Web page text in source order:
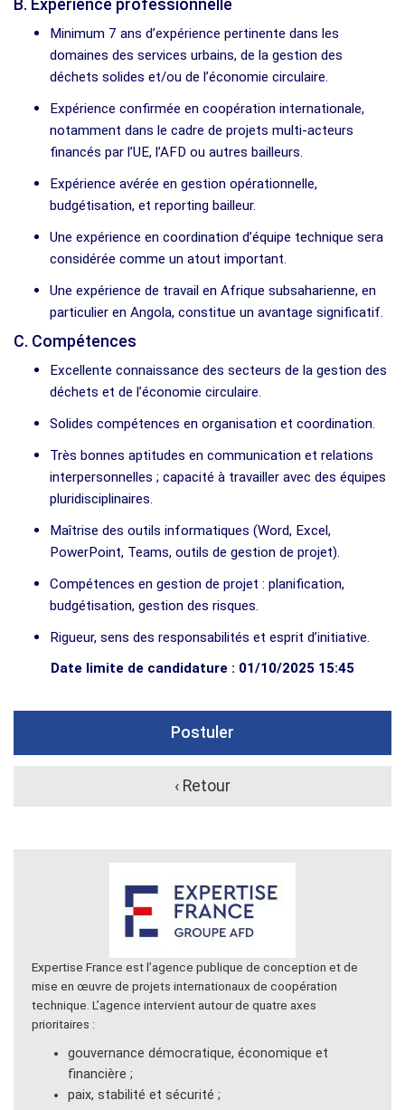
B. Expérience professionnelle
Minimum 7 ans d’expérience pertinente dans les
domaines des services urbains, de la gestion des
déchets solides et/ou de l’économie circulaire.
Expérience confirmée en coopération internationale,
notamment dans le cadre de projets multi-acteurs
financés par l’UE, l’AFD ou autres bailleurs.
Expérience avérée en gestion opérationnelle,
budgétisation, et reporting bailleur.
Une expérience en coordination d’équipe technique sera
considérée comme un atout important.
Une expérience de travail en Afrique subsaharienne, en
particulier en Angola, constitue un avantage significatif.
C. Compétences
Excellente connaissance des secteurs de la gestion des
déchets et de l’économie circulaire.
Solides compétences en organisation et coordination.
Très bonnes aptitudes en communication et relations
interpersonnelles ; capacité à travailler avec des équipes
pluridisciplinaires.
Maîtrise des outils informatiques (Word, Excel,
PowerPoint, Teams, outils de gestion de projet).
Compétences en gestion de projet : planification,
budgétisation, gestion des risques.
Rigueur, sens des responsabilités et esprit d’initiative.
Date limite de candidature : 01/10/2025 15:45
Postuler
‹ Retour
Expertise France est l’agence publique de conception et de
mise en œuvre de projets internationaux de coopération
technique. L’agence intervient autour de quatre axes
prioritaires :
gouvernance démocratique, économique et
financière ;
paix, stabilité et sécurité ;